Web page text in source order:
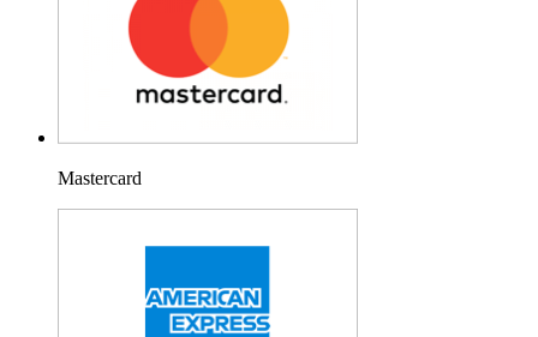
Mastercard